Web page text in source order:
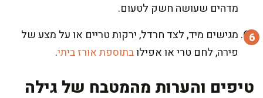
מדהים שעושה חשק לטעום.
מגישים מיד, לצד חרדל, ירקות טריים או על מצע של
פירה, לחם טרי או אפילובתוספת אורז ביתי.
טיפים והערות מהמטבח של גילה